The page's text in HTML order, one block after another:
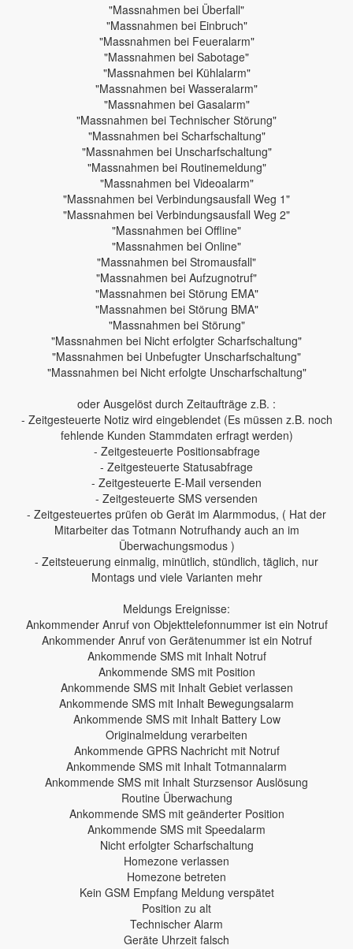
"Massnahmen bei Überfall"
"Massnahmen bei Einbruch"
"Massnahmen bei Feueralarm"
"Massnahmen bei Sabotage"
"Massnahmen bei Kühlalarm"
"Massnahmen bei Wasseralarm"
"Massnahmen bei Gasalarm"
"Massnahmen bei Technischer Störung"
"Massnahmen bei Scharfschaltung"
"Massnahmen bei Unscharfschaltung"
"Massnahmen bei Routinemeldung"
"Massnahmen bei Videoalarm"
"Massnahmen bei Verbindungsausfall Weg 1"
"Massnahmen bei Verbindungsausfall Weg 2"
"Massnahmen bei Offline"
"Massnahmen bei Online"
"Massnahmen bei Stromausfall"
"Massnahmen bei Aufzugnotruf"
"Massnahmen bei Störung EMA"
"Massnahmen bei Störung BMA"
"Massnahmen bei Störung"
"Massnahmen bei Nicht erfolgter Scharfschaltung"
"Massnahmen bei Unbefugter Unscharfschaltung"
"Massnahmen bei Nicht erfolgte Unscharfschaltung"
oder Ausgelöst durch Zeitaufträge z.B. :
- Zeitgesteuerte Notiz wird eingeblendet (Es müssen z.B. noch
fehlende Kunden Stammdaten erfragt werden)
- Zeitgesteuerte Positionsabfrage
- Zeitgesteuerte Statusabfrage
- Zeitgesteuerte E-Mail versenden
- Zeitgesteuerte SMS versenden
- Zeitgesteuertes prüfen ob Gerät im Alarmmodus, ( Hat der
Mitarbeiter das Totmann Notrufhandy auch an im
Überwachungsmodus )
- Zeitsteuerung einmalig, minütlich, stündlich, täglich, nur
Montags und viele Varianten mehr
Meldungs Ereignisse:
Ankommender Anruf von Objekttelefonnummer ist ein Notruf
Ankommender Anruf von Gerätenummer ist ein Notruf
Ankommende SMS mit Inhalt Notruf
Ankommende SMS mit Position
Ankommende SMS mit Inhalt Gebiet verlassen
Ankommende SMS mit Inhalt Bewegungsalarm
Ankommende SMS mit Inhalt Battery Low
Originalmeldung verarbeiten
Ankommende GPRS Nachricht mit Notruf
Ankommende SMS mit Inhalt Totmannalarm
Ankommende SMS mit Inhalt Sturzsensor Auslösung
Routine Überwachung
Ankommende SMS mit geänderter Position
Ankommende SMS mit Speedalarm
Nicht erfolgter Scharfschaltung
Homezone verlassen
Homezone betreten
Kein GSM Empfang Meldung verspätet
Position zu alt
Technischer Alarm
Geräte Uhrzeit falsch